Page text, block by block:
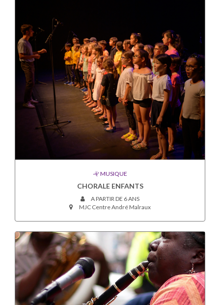
MUSIQUE
CHORALE ENFANTS
A PARTIR DE 6 ANS
MJC Centre André Malraux